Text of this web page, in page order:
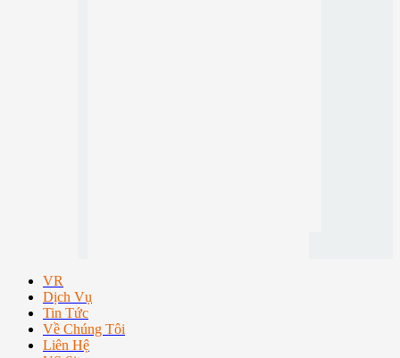
VR
Dịch Vụ
Tin Tức
Về Chúng Tôi
Liên Hệ